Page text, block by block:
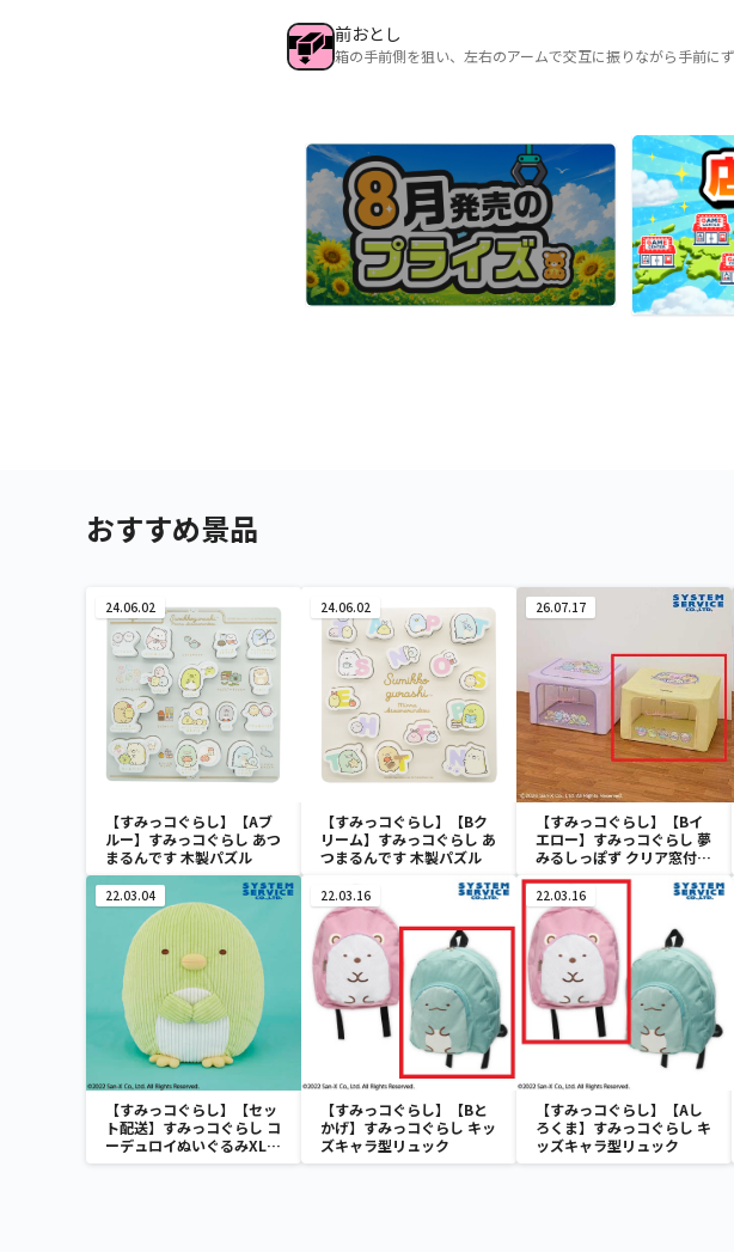
前おとし
箱の手前側を狙い、左右のアームで交互に振りながら手前にず
おすすめ景品
24.06.02
【すみっコぐらし】【Aブ
ルー】すみっコぐらし あつ
まるんです 木製パズル
24.06.02
【すみっコぐらし】【Bク
リーム】すみっコぐらし あ
つまるんです 木製パズル
26.07.17
【すみっコぐらし】【Bイ
エロー】すみっコぐらし 夢
みるしっぽず クリア窓付き
収納ボックス
22.03.04
【すみっコぐらし】【セッ
ト配送】すみっコぐらし コ
ーデュロイぬいぐるみXL
プレミアム ぺんぎん？
22.03.16
【すみっコぐらし】【Bと
かげ】すみっコぐらし キッ
ズキャラ型リュック
22.03.16
【すみっコぐらし】【Aし
ろくま】すみっコぐらし キ
ッズキャラ型リュック